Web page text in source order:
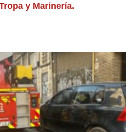
y Marinería.